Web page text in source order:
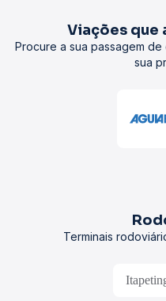
Viações que
Procure a sua passagem
sua
Terminais